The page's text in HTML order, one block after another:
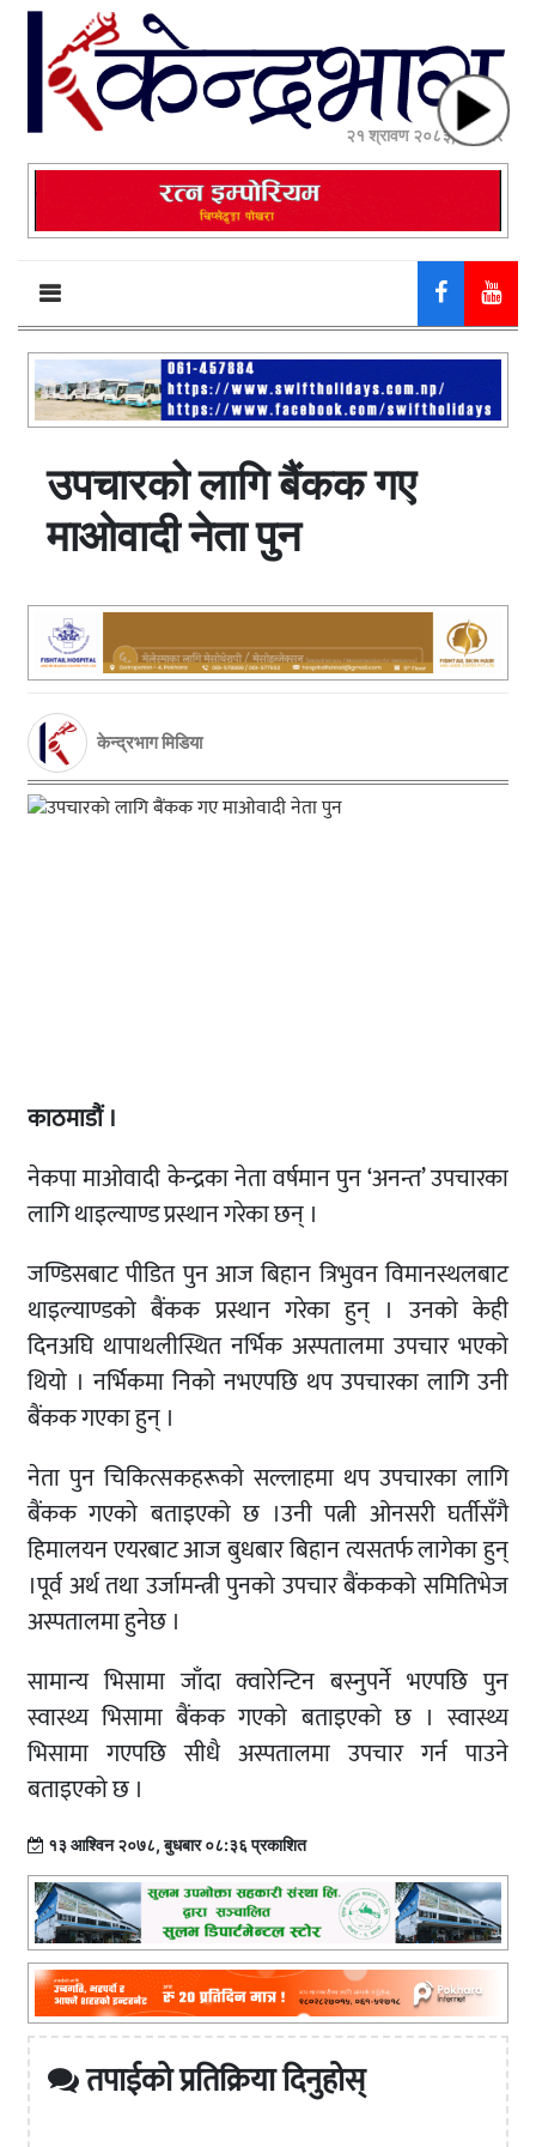
२१ श्रावण २०८३, बिहीबार
उपचारको लागि बैंकक गए
माओवादी नेता पुन
केन्द्रभाग मिडिया
काठमाडौं ।
नेकपा माओवादी केन्द्रका नेता वर्षमान पुन ‘अनन्त’ उपचारका
लागि थाइल्याण्ड प्रस्थान गरेका छन् ।
जण्डिसबाट पीडित पुन आज बिहान त्रिभुवन विमानस्थलबाट
थाइल्याण्डको बैंकक प्रस्थान गरेका हुन् । उनको केही
दिनअघि थापाथलीस्थित नर्भिक अस्पतालमा उपचार भएको
थियो । नर्भिकमा निको नभएपछि थप उपचारका लागि उनी
बैंकक गएका हुन् ।
नेता पुन चिकित्सकहरूको सल्लाहमा थप उपचारका लागि
बैंकक गएको बताइएको छ ।उनी पत्नी ओनसरी घर्तीसँगै
हिमालयन एयरबाट आज बुधबार बिहान त्यसतर्फ लागेका हुन्
।पूर्व अर्थ तथा उर्जामन्त्री पुनको उपचार बैंककको समितिभेज
अस्पतालमा हुनेछ ।
सामान्य भिसामा जाँदा क्वारेन्टिन बस्नुपर्ने भएपछि पुन
स्वास्थ्य भिसामा बैंकक गएको बताइएको छ । स्वास्थ्य
भिसामा गएपछि सीधै अस्पतालमा उपचार गर्न पाउने
बताइएको छ ।
१३ आश्विन २०७८, बुधबार ०८:३६ प्रकाशित
तपाईको प्रतिक्रिया दिनुहोस्